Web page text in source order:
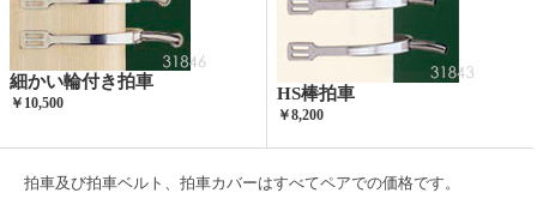
細かい輪付き拍車
￥10,500 HS棒拍車
￥8,200
拍車及び拍車ベルト、拍車カバーはすべてペアでの価格です。